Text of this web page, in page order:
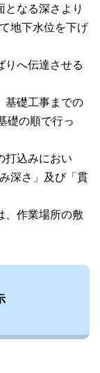
となる深さより
地下水位を下げ
りへ伝達させる
基礎工事までの
の順で行っ
打込みにおい
深さ」及び「貫
、作業場所の敷